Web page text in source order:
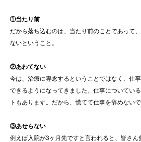
①当たり前
だから落ち込むのは、当たり前のことであって
ないということ。
②あわてない
今は、治療に専念するということではなく、仕
できるようになってきました。仕事についてい
トもあります。だから、慌てて仕事を辞めないで
③あせらない
例えば入院が3ヶ月先ですと言われると、皆さ